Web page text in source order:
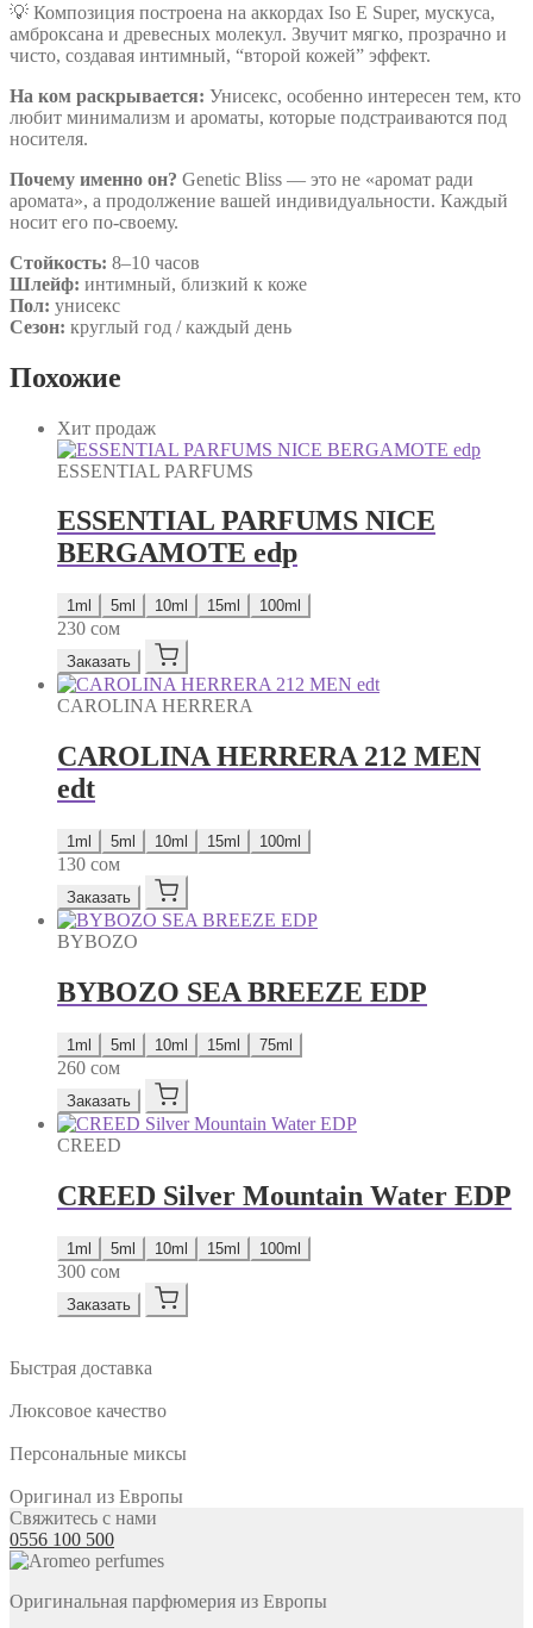
💡 Композиция построена на аккордах Iso E Super, мускуса,
амброксана и древесных молекул. Звучит мягко, прозрачно и
чисто, создавая интимный, “второй кожей” эффект.
На ком раскрывается: Унисекс, особенно интересен тем, кто
любит минимализм и ароматы, которые подстраиваются под
носителя.
Почему именно он? Genetic Bliss — это не «аромат ради
аромата», а продолжение вашей индивидуальности. Каждый
носит его по-своему.
Стойкость: 8–10 часов
Шлейф: интимный, близкий к коже
Пол: унисекс
Сезон: круглый год / каждый день
Похожие
Хит продаж
ESSENTIAL PARFUMS
ESSENTIAL PARFUMS NICE
BERGAMOTE edp
1ml 5ml 10ml 15ml 100ml
230 сом
Заказать
CAROLINA HERRERA
CAROLINA HERRERA 212 MEN
edt
1ml 5ml 10ml 15ml 100ml
130 сом
Заказать
BYBOZO
BYBOZO SEA BREEZE EDP
1ml 5ml 10ml 15ml 75ml
260 сом
Заказать
CREED
CREED Silver Mountain Water EDP
1ml 5ml 10ml 15ml 100ml
300 сом
Заказать
Быстрая доставка
Люксовое качество
Персональные миксы
Оригинал из Европы
Свяжитесь с нами
0556 100 500
Оригинальная парфюмерия из Европы